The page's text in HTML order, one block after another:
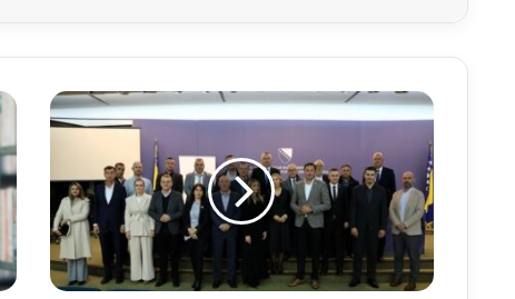
OPĆINA
ČITLUK
ministarstvo
okoliša
turizma
sufinancira
realizaciju